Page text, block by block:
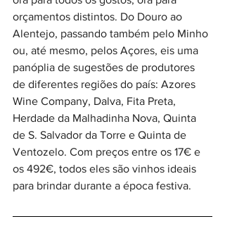
orçamentos distintos. Do Douro ao
Alentejo, passando também pelo Minho
ou, até mesmo, pelos Açores, eis uma
panóplia de sugestões de produtores
de diferentes regiões do país: Azores
Wine Company, Dalva, Fita Preta,
Herdade da Malhadinha Nova, Quinta
de S. Salvador da Torre e Quinta de
Ventozelo. Com preços entre os 17€ e
os 492€, todos eles são vinhos ideais
para brindar durante a época festiva.